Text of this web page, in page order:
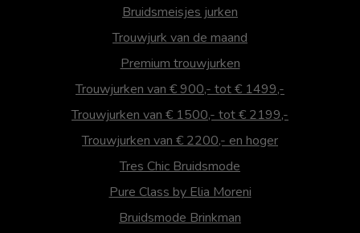
Bruidsmeisjes jurken
Trouwjurk van de maand
Premium trouwjurken
Trouwjurken van € 900,- tot € 1499,-
Trouwjurken van € 1500,- tot € 2199,-
Trouwjurken van € 2200,- en hoger
Tres Chic Bruidsmode
Pure Class by Elia Moreni
Bruidsmode Brinkman